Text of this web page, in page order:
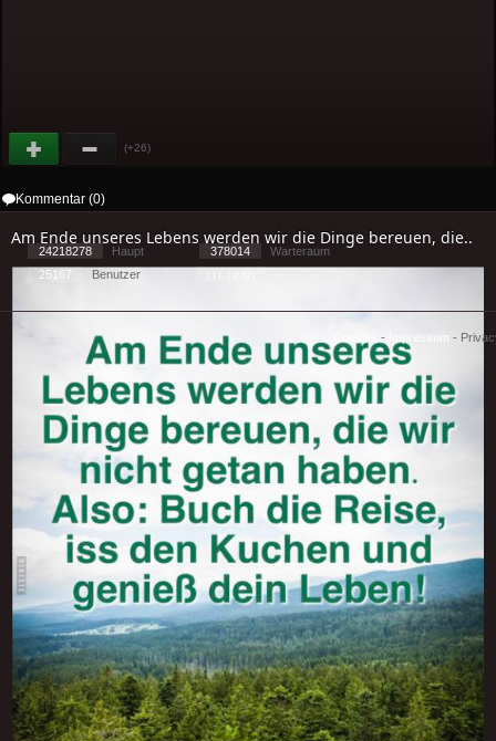
(+26)
Kommentar (0)
Am Ende unseres Lebens werden wir die Dinge bereuen, die..
24218278 Haupt 378014
Warteraum
25167
Benutzer
- Impressum -